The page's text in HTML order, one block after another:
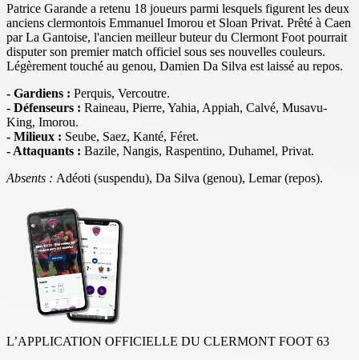
Patrice Garande a retenu 18 joueurs parmi lesquels figurent les deux
anciens clermontois Emmanuel Imorou et Sloan Privat. Prêté à Caen
par La Gantoise, l'ancien meilleur buteur du Clermont Foot pourrait
disputer son premier match officiel sous ses nouvelles couleurs.
Légèrement touché au genou, Damien Da Silva est laissé au repos.
- Gardiens : Perquis, Vercoutre.
- Défenseurs : Raineau, Pierre, Yahia, Appiah, Calvé, Musavu-
King, Imorou.
- Milieux : Seube, Saez, Kanté, Féret.
- Attaquants : Bazile, Nangis, Raspentino, Duhamel, Privat.
Absents : Adéoti (suspendu), Da Silva (genou), Lemar (repos).
L’APPLICATION OFFICIELLE DU CLERMONT FOOT 63